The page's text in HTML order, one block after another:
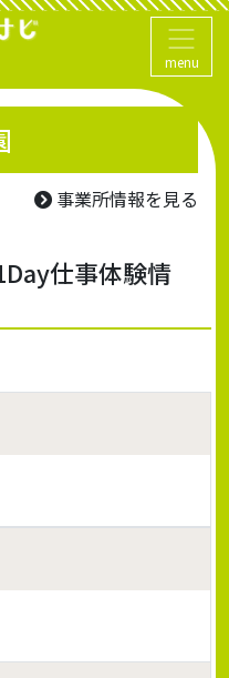
menu
事業所情報を見る
仕事体験情